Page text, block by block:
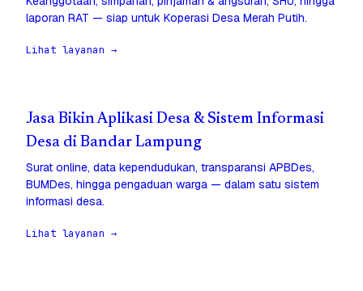
laporan RAT — siap untuk Koperasi Desa Merah Putih.
Lihat layanan →
Jasa Bikin Aplikasi Desa & Sistem Informasi
Desa di Bandar Lampung
Surat online, data kependudukan, transparansi APBDes,
BUMDes, hingga pengaduan warga — dalam satu sistem
informasi desa.
Lihat layanan →